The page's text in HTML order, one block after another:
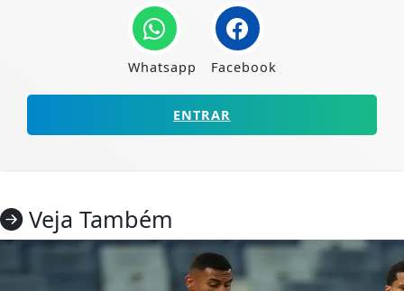
Whatsapp Facebook
ENTRAR
Veja Também